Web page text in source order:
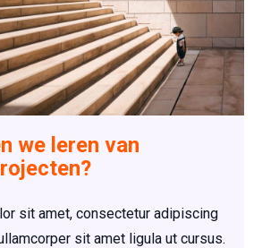
we leren van
sit amet, consectetur adipiscing
sit amet ligula ut cursus.